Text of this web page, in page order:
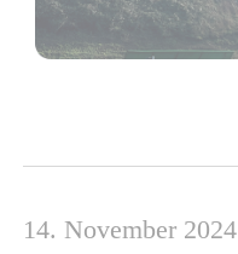
14. November 2024